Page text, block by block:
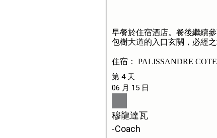
早餐於住宿酒店。餐後繼續
包樹大道的入口玄關，必經
住宿： PALISSANDRE
第 4 天
06 月 15 日
穆龍達瓦
-Coach